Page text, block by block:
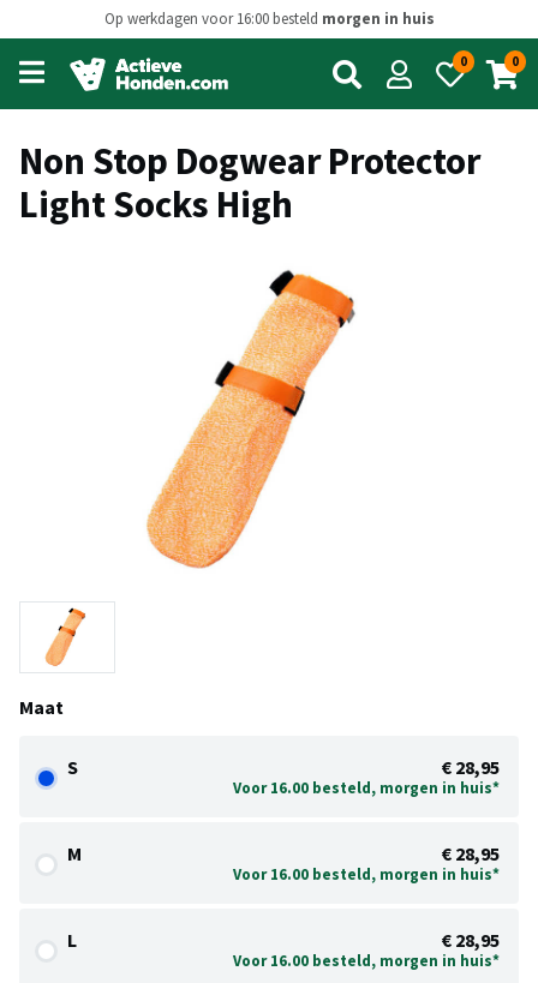
Op werkdagen voor 16:00 besteld morgen in huis
Open
main
menu
0 0
Non Stop Dogwear Protector
Light Socks High
Maat
S € 28,95
Voor 16.00 besteld, morgen in huis*
M € 28,95
Voor 16.00 besteld, morgen in huis*
L € 28,95
Voor 16.00 besteld, morgen in huis*